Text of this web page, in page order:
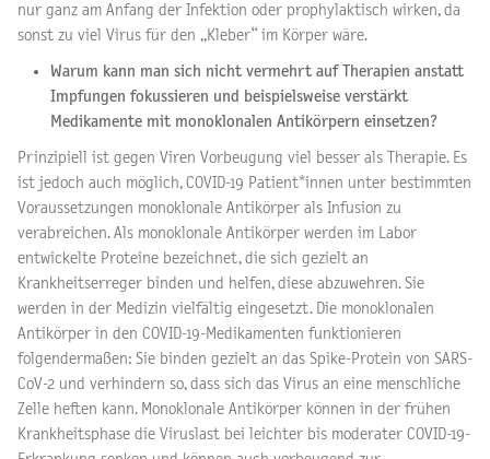
nur ganz am Anfang der Infektion oder prophylaktisch wirken, da
sonst zu viel Virus für den „Kleber“ im Körper wäre.
Warum kann man sich nicht vermehrt auf Therapien anstatt
Impfungen fokussieren und beispielsweise verstärkt
Medikamente mit monoklonalen Antikörpern einsetzen?
Prinzipiell ist gegen Viren Vorbeugung viel besser als Therapie. Es
ist jedoch auch möglich, COVID-19 Patient*innen unter bestimmten
Voraussetzungen monoklonale Antikörper als Infusion zu
verabreichen. Als monoklonale Antikörper werden im Labor
entwickelte Proteine bezeichnet, die sich gezielt an
Krankheitserreger binden und helfen, diese abzuwehren. Sie
werden in der Medizin vielfältig eingesetzt. Die monoklonalen
Antikörper in den COVID-19-Medikamenten funktionieren
folgendermaßen: Sie binden gezielt an das Spike-Protein von SARS-
CoV-2 und verhindern so, dass sich das Virus an eine menschliche
Zelle heften kann. Monoklonale Antikörper können in der frühen
Krankheitsphase die Viruslast bei leichter bis moderater COVID-19-